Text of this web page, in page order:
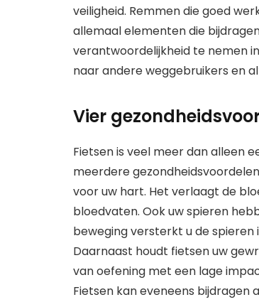
veiligheid. Remmen die goed
allemaal elementen die
verantwoordelijkheid te nemen
naar andere weggebruikers en
Vier
Fietsen is veel meer dan alleen
meerdere
voor uw hart. Het verlaagt de
bloedvaten. Ook uw spieren
beweging versterkt u de spieren
Daarnaast houdt fietsen uw
van oefening met een lage
Fietsen kan eveneens bijdragen